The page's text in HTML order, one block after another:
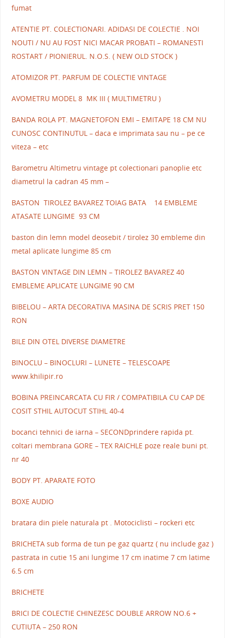
fumat
ATENTIE PT. COLECTIONARI. ADIDASI DE COLECTIE . NOI
NOUTI / NU AU FOST NICI MACAR PROBATI – ROMANESTI
ROSTART / PIONIERUL. N.O.S. ( NEW OLD STOCK )
ATOMIZOR PT. PARFUM DE COLECTIE VINTAGE
AVOMETRU MODEL 8 MK III ( MULTIMETRU )
BANDA ROLA PT. MAGNETOFON EMI – EMITAPE 18 CM NU
CUNOSC CONTINUTUL – daca e imprimata sau nu – pe ce
viteza – etc
Barometru Altimetru vintage pt colectionari panoplie etc
diametrul la cadran 45 mm –
BASTON TIROLEZ BAVAREZ TOIAG BATA 14 EMBLEME
ATASATE LUNGIME 93 CM
baston din lemn model deosebit / tirolez 30 embleme din
metal aplicate lungime 85 cm
BASTON VINTAGE DIN LEMN – TIROLEZ BAVAREZ 40
EMBLEME APLICATE LUNGIME 90 CM
BIBELOU – ARTA DECORATIVA MASINA DE SCRIS PRET 150
RON
BILE DIN OTEL DIVERSE DIAMETRE
BINOCLU – BINOCLURI – LUNETE – TELESCOAPE
www.khilipir.ro
BOBINA PREINCARCATA CU FIR / COMPATIBILA CU CAP DE
COSIT STHIL AUTOCUT STIHL 40-4
bocanci tehnici de iarna – SECONDprindere rapida pt.
coltari membrana GORE – TEX RAICHLE poze reale buni pt.
nr 40
BODY PT. APARATE FOTO
BOXE AUDIO
bratara din piele naturala pt . Motociclisti – rockeri etc
BRICHETA sub forma de tun pe gaz quartz ( nu include gaz )
pastrata in cutie 15 ani lungime 17 cm inatime 7 cm latime
6.5 cm
BRICHETE
BRICI DE COLECTIE CHINEZESC DOUBLE ARROW NO.6 +
CUTIUTA – 250 RON